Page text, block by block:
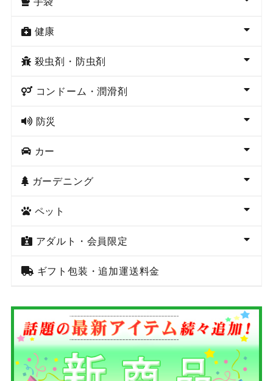
健康
殺虫剤・防虫剤
コンドーム・潤滑剤
防災
カー
ガーデニング
ペット
アダルト・会員限定
ギフト包装・追加運送料金